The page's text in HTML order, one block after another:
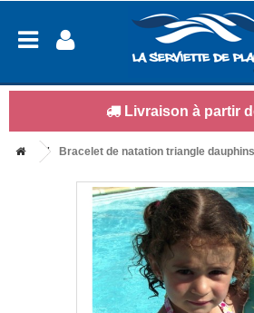
Livraison à partir
Bracelet de natation triangle